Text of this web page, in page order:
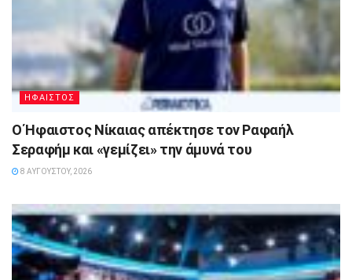
ΗΦΑΙΣΤΟΣ
Ο Ήφαιστος Νίκαιας απέκτησε τον Ραφαήλ
Σεραφήμ και «γεμίζει» την άμυνά του
8 ΑΥΓΟΎΣΤΟΥ, 2026